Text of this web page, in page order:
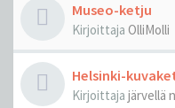
Museo-ketju
Kirjoittaja OlliMolli
Helsinki-
Kirjoittaja järvellä